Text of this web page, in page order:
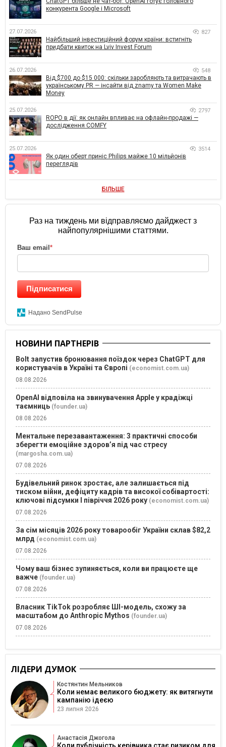
конкурента Google і Microsoft
27.07.2026 827
Найбільший інвестиційний форум країни: встигніть
придбати квиток на Lviv Invest Forum
26.07.2026 548
Від $700 до $15 000: скільки заробляють та витрачають в
українському PR — інсайти від znamy та Women Make
Money
25.07.2026 2797
ROPO в дії: як онлайн впливає на офлайн-продажі —
дослідження COMFY
25.07.2026 3514
Як один оберт приніс Philips майже 10 мільйонів
переглядів
БІЛЬШЕ
Раз на тиждень ми відправляємо дайджест з
найпопулярнішими статтями.
Ваш email *
Підписатися
Надано SendPulse
НОВИНИ ПАРТНЕРІВ
Bolt запустив бронювання поїздок через ChatGPT для
користувачів в Україні та Європі (economist.com.ua)
08.08.2026
OpenAI відповіла на звинувачення Apple у крадіжці
таємниць (founder.ua)
08.08.2026
Ментальне перезавантаження: 3 практичні способи
зберегти емоційне здоров’я під час стресу
(margosha.com.ua)
07.08.2026
Будівельний ринок зростає, але залишається під
тиском війни, дефіциту кадрів та високої собівартості:
ключові підсумки І півріччя 2026 року (economist.com.ua)
07.08.2026
За сім місяців 2026 року товарообіг України склав $82,2
млрд (economist.com.ua)
07.08.2026
Чому ваш бізнес зупиняється, коли ви працюєте ще
важче (founder.ua)
07.08.2026
Власник TikTok розробляє ШІ-модель, схожу за
масштабом до Anthropic Mythos (founder.ua)
07.08.2026
ЛІДЕРИ ДУМОК
Костянтин Мельников
Коли немає великого бюджету: як витягнути
кампанію ідеєю
23 липня 2026
Анастасія Джогола